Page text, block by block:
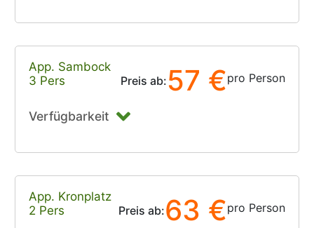
App. Sambock
3 Pers
Preis ab: 57 €pro Person
Verfügbarkeit
App. Kronplatz
2 Pers
Preis ab:63 €pro Person